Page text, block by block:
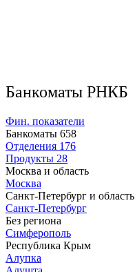
Банкоматы РНКБ
Фин. показатели
Банкоматы 658
Отделения 176
Продукты 28
Москва и область
Москва
Санкт-Петербург и область
Санкт-Петербург
Без региона
Симферополь
Республика Крым
Алупка